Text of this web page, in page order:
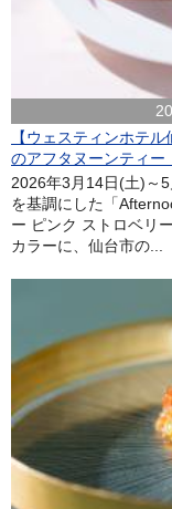
【ウェスティンホテ
のアフタヌーンティー
2026年3月14日(土)～
を基調にした「
ー ピンク ストロベリ
カラーに、仙台市の...